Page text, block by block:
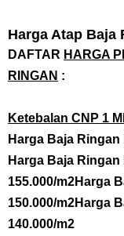
Harga Atap Baja
DAFTAR HARGA
RINGAN :
Ketebalan CNP 1
Harga Baja Ringan
Harga Baja Ringan
155.000/m2Harga
150.000/m2Harga
140.000/m2